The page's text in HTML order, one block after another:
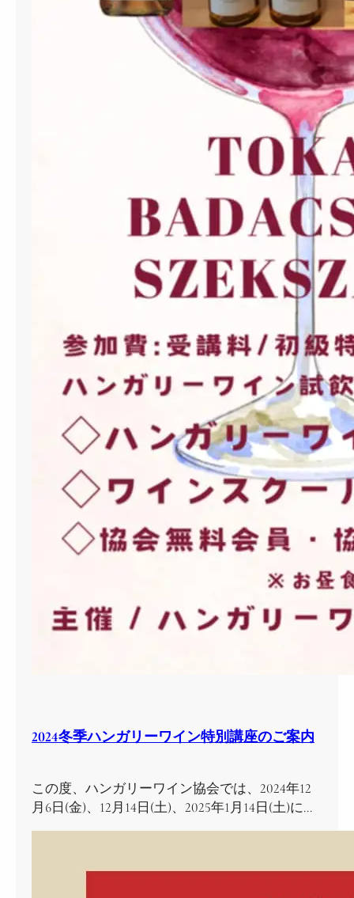
2024冬季ハンガリーワイン特別講座のご案内
この度、ハンガリーワイン協会では、2024年12
月6日(金)、12月14日(土)、2025年1月14日(土)に…